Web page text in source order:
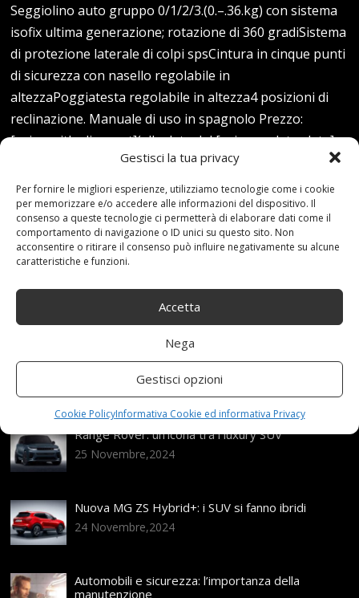
Gestisci la tua privacy
Per fornire le migliori esperienze, utilizziamo tecnologie come i cookie
per memorizzare e/o accedere alle informazioni del dispositivo. Il
consenso a queste tecnologie ci permetterà di elaborare dati come il
comportamento di navigazione o ID unici su questo sito. Non
acconsentire o ritirare il consenso può influire negativamente su alcune
caratteristiche e funzioni.
Accetta
Nega
Gestisci opzioni
Cookie PolicyInformativa Cookie ed informativa Privacy
Seggiolino auto gruppo 0/1/2/3.(0.–.36.kg) con sistema
isofix ultima generazione; rotazione di 360 gradiSistema
di protezione laterale di colpi spsCintura in cinque punti
di sicurezza con nasello regolabile in
altezzaPoggiatesta regolabile in altezza4 posizioni di
reclinazione. Manuale di uso in spagnolo Prezzo:
[price_with_discount](alla data del [price_update_date] -
Read more...
Articoli recenti
Assicurazione auto e sostituzione lunotto: le cose
21 Aprile,2026
Range Rover: un’icona tra i luxury SUV
25 Novembre,2024
Nuova MG ZS Hybrid+: i SUV si fanno ibridi
24 Novembre,2024
Automobili e sicurezza: l’importanza della
manutenzione